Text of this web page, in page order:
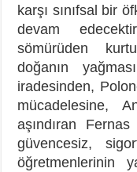
karşı sınıfsal bir
devam
sömürüden
doğanın
iradesinden,
mücadelesine,
aşındıran
güvencesiz,
öğretmenlerinin